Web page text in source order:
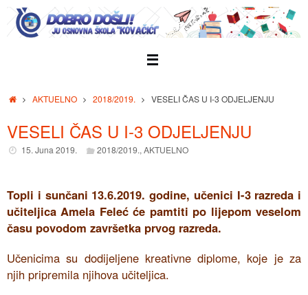
Skip
content
HomeAKTUELNO 2018/2019. VESELI ČAS U I-3 ODJELJENJU
VESELI ČAS U I-3 ODJELJENJU
15. Juna 2019. 2018/2019.,AKTUELNO
Topli i sunčani 13.6.2019. godine, učenici I-3 razreda i
učiteljica Amela Feleć će pamtiti po lijepom veselom
času povodom završetka prvog razreda.
Učenicima su dodijeljene kreativne diplome, koje je za
njih pripremila njihova učiteljica.